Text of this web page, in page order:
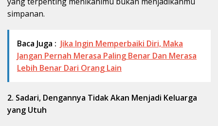
simpanan.
Baca Juga : Jika Ingin Memperbaiki Diri, Maka
Jangan Pernah Merasa Paling Benar Dan Merasa
Lebih Benar Dari Orang Lain
2. Sadari, Dengannya Tidak Akan Menjadi Keluarga
yang Utuh